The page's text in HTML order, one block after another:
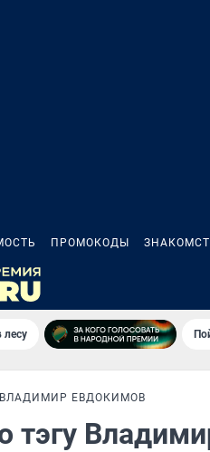
ПРОМОКОДЫ
лесу
ВЛАДИМИР ЕВДОКИМОВ
тэгу